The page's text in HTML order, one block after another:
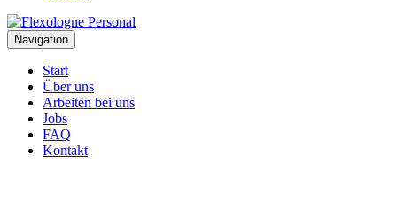
Navigation
Start
Über uns
Arbeiten bei uns
Jobs
FAQ
Kontakt